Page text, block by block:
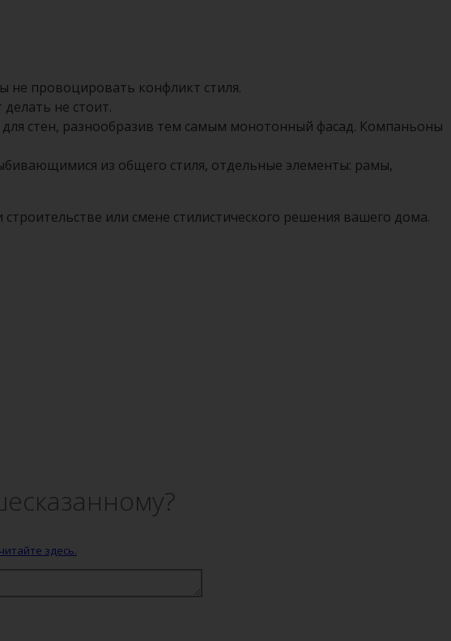
не провоцировать конфликт стиля.
не стоит.
стен, разнообразив тем самым монотонный фасад. Компаньоны
из общего стиля, отдельные элементы: рамы,
или смене стилистического решения вашего дома.
читайте здесь.